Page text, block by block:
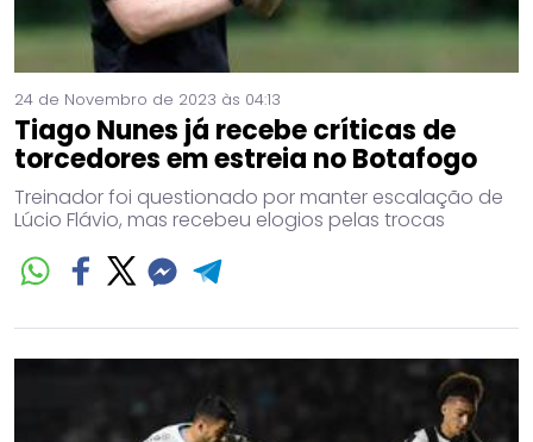
24 de Novembro de 2023 às 04:13
Tiago Nunes já recebe críticas de
torcedores em estreia no Botafogo
Treinador foi questionado por manter escalação de
Lúcio Flávio, mas recebeu elogios pelas trocas